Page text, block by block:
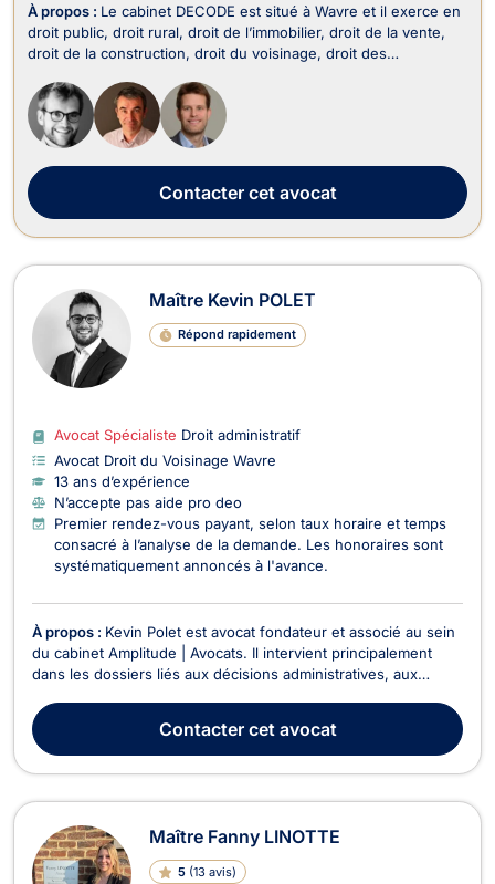
À propos : Le cabinet DECODE est situé à Wavre et il exerce en
droit public, droit rural, droit de l’immobilier, droit de la vente,
droit de la construction, droit du voisinage, droit des
dommage corporel et droit pénal. Tout d’abord, le cabinet
DECODE opère en droit public...
Contactercet avocat
Maître Kevin POLET
Répond rapidement
Avocat Spécialiste Droit administratif
Avocat Droit du Voisinage Wavre
13 ans d’expérience
N’accepte pas aide pro deo
Premier rendez-vous payant, selon taux horaire et temps
consacré à l’analyse de la demande. Les honoraires sont
systématiquement annoncés à l'avance.
À propos : Kevin Polet est avocat fondateur et associé au sein
du cabinet Amplitude | Avocats. Il intervient principalement
dans les dossiers liés aux décisions administratives, aux
aux autres contrats publics et aux projets immobiliers.
Parcours et expertise Avocat depuis 20...
Contactercet avocat
Maître Fanny LINOTTE
5 (13 avis)